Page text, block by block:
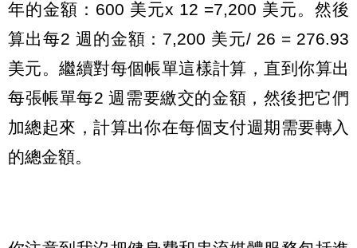
年的金額：600 美元x 12 =7,200 美元。然後
算出每2 週的金額：7,200 美元/ 26 = 276.93
美元。繼續對每個帳單這樣計算，直到你算出
每張帳單每2 週需要繳交的金額，然後把它們
加總起來，計算出你在每個支付週期需要轉入
的總金額。